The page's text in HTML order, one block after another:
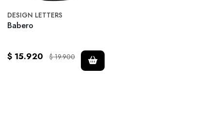
DESIGN LETTERS
Babero
$ 15.920 $ 19.900